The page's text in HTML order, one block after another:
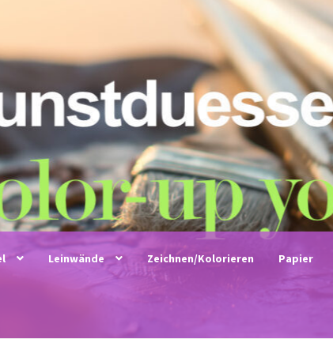
Leinwände Zeichnen/Kolorieren Papier